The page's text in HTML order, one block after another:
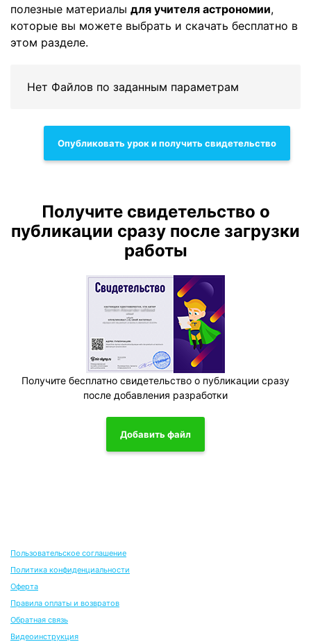
полезные материалы для учителя астрономии,
которые вы можете выбрать и скачать бесплатно в
этом разделе.
Нет Файлов по заданным параметрам
Опубликовать урок и получить свидетельство
Получите свидетельство о
публикации сразу после загрузки
работы
Получите бесплатно свидетельство о публикации сразу
после добавления разработки
Добавить файл
Пользовательское соглашение
Политика конфиденциальности
Оферта
Правила оплаты и возвратов
Обратная связь
Видеоинструкция